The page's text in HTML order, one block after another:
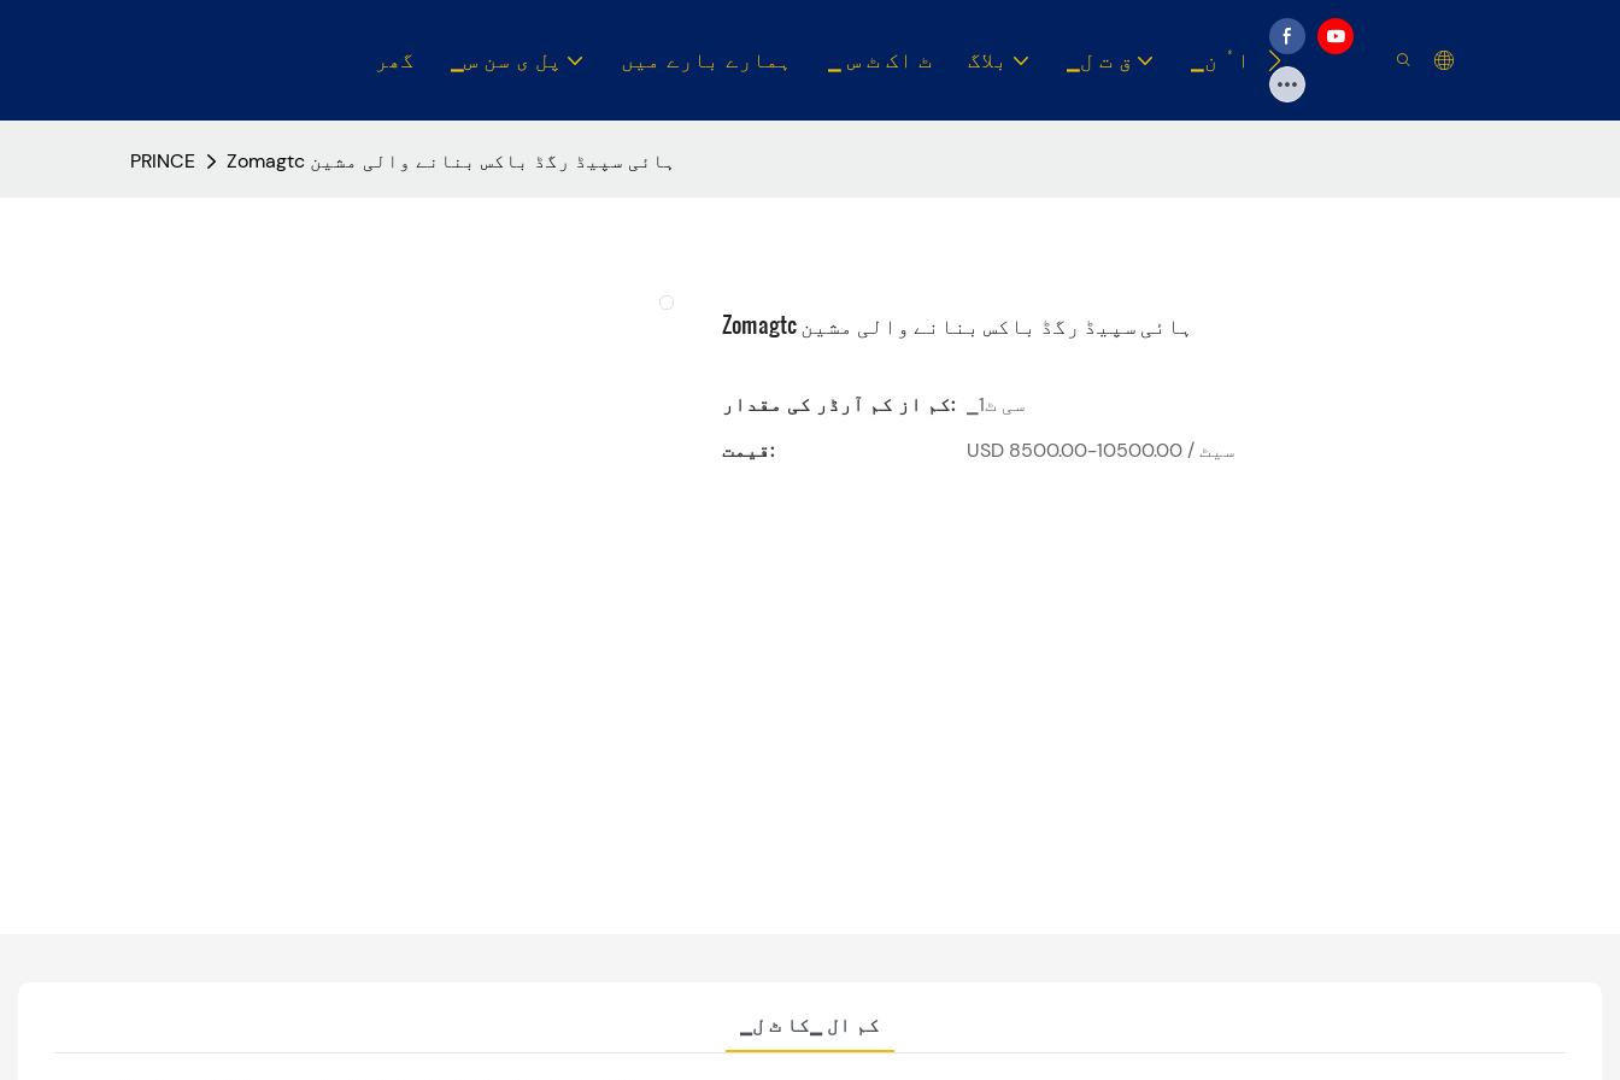
گھر ▁پل ی سن س ہمارے بارے میں ▁ ٹ اک ٹ س بلاگ ▁ق ت ل ▁ا ُ ن وسیلہ
PRINCE Zomagtc ہائی سپیڈ رگڈ باکس بنانے والی مشین
Zomagtc ہائی سپیڈ رگڈ باکس بنانے والی مشین
کم از کم آرڈر کی مقدار:
▁سی ٹ1
قیمت:
USD 8500.00-10500.00 / سیٹ
▁کم ال ▁کا ٹ ل